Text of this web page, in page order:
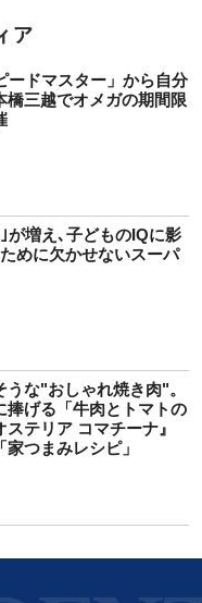
ードマスター」から自分
橋三越でオメガの期間限
が増え､子どものIQに影
めに欠かせないスーパ
な"おしゃれ焼き肉"。
捧げる「牛肉とトマトの
テリア コマチーナ』
つまみレシピ」